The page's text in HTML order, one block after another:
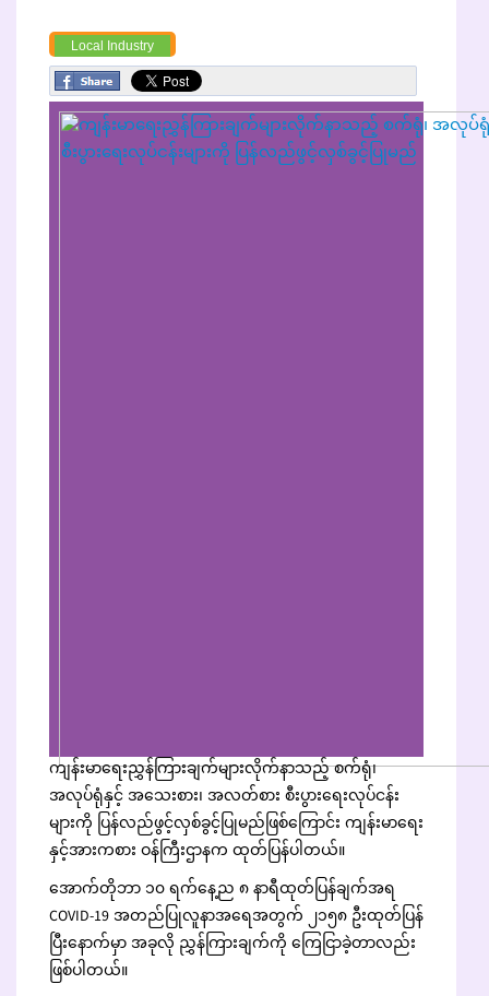
Local Industry
ကျန်းမာရေးညွှန်ကြားချက်များလိုက်နာသည့် စက်ရုံ၊
အလုပ်ရုံနှင့် အသေးစား၊ အလတ်စား စီးပွားရေးလုပ်ငန်း
များကို ပြန်လည်ဖွင့်လှစ်ခွင့်ပြုမည်ဖြစ်ကြောင်း ကျန်းမာရေး
နှင့်အားကစား ဝန်ကြီးဌာနက ထုတ်ပြန်ပါတယ်။
အောက်တိုဘာ ၁၀ ရက်နေ့ည ၈ နာရီထုတ်ပြန်ချက်အရ
COVID-19 အတည်ပြုလူနာအရေအတွက် ၂၁၅၈ ဦးထုတ်ပြန်
ပြီးနောက်မှာ အခုလို ညွှန်ကြားချက်ကို ကြေငြာခဲ့တာလည်း
ဖြစ်ပါတယ်။